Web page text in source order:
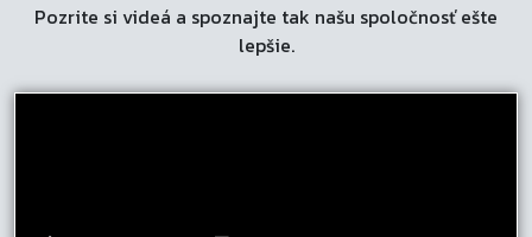
na
Pozrite si videá a spoznajte tak našu spoločnosť ešte
lepšie.